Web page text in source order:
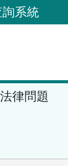
系統
律問題